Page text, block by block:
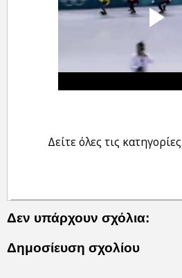
Δείτε όλες τις κατηγορίες.
Δεν υπάρχουν σχόλια:
Δημοσίευση σχολίου